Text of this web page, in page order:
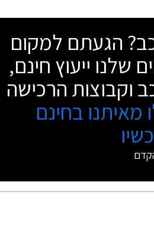
הגעתם למקום
שלנו ייעוץ חינם,
וקבוצות הרכישה
מאיתנו בחינם